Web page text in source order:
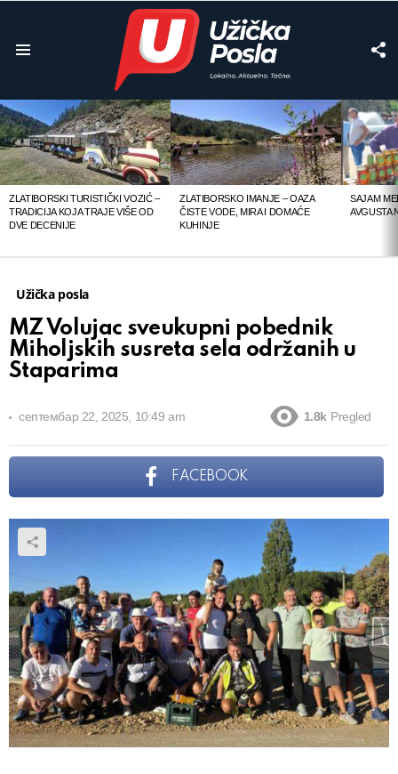
LATEST
STORIES
ZLATIBORSKI TURISTIČKI VOZIĆ –
TRADICIJA KOJA TRAJE VIŠE OD
DVE DECENIJE
ZLATIBORSKO IMANJE – OAZA
ČISTE VODE, MIRA I DOMAĆE
KUHINJE
SAJAM
AVGUSTA
Užička posla
MZ Volujac sveukupni pobednik
Miholjskih susreta sela održanih u
Staparima
септембар 22, 2025, 10:49 am 1.8k Pregled
FACEBOOK